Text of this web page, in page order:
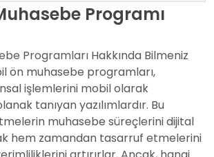
Programı
Programları Hakkında Bilmeniz
ön muhasebe programları,
işlemlerini mobil olarak
tanıyan yazılımlardır. Bu
muhasebe süreçlerini dijital
hem zamandan tasarruf etmelerini